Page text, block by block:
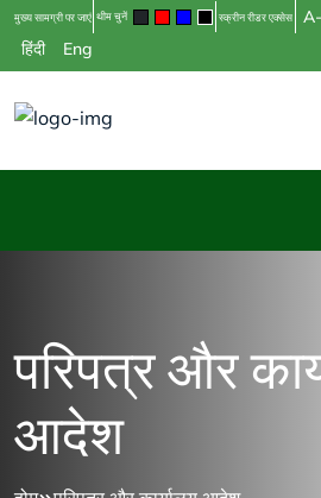
मुख्य सामग्री पर जाएं थीम चुनें स्क्रीन रीडर एक्सेस A-
हिंदी
Eng
परिपत्र और
आदेश